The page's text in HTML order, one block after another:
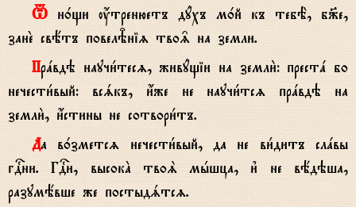
T н0щи ќтренюетъ дyхъ м0й къ тебЁ, б9е,
занE свётъ повелBніz тво‰ на земли.
Прaвдэ научи1тесz, живyщіи на земли2: престa бо
нечести1вый: всsкъ, и4же не научи1тсz прaвдэ на
земли2, и4стины не сотвори1тъ.
Да в0зметсz нечести1вый, да не ви1дитъ слaвы
гDни. ГDи, высокA твоS мhшца, и3 не вёдэша,
разумёвше же постыдsтсz.